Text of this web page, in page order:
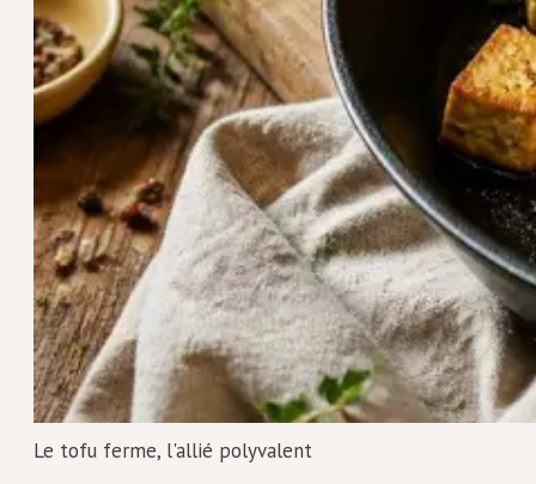
Le tofu ferme, l'allié polyvalent